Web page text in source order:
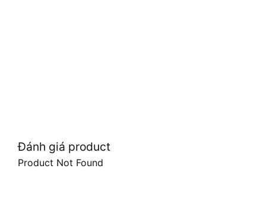
Đánh giá product
Product Not Found